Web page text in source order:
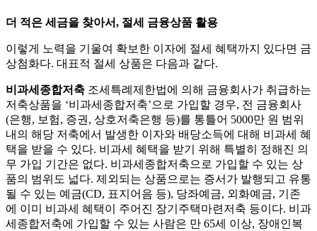
더 적은 세금을 찾아서, 절세 금융상품 활용
이렇게 노력을 기울여 확보한 이자에 절세 혜택까지 있다면 금
상첨화다. 대표적 절세 상품은 다음과 같다.
비과세종합저축 조세특례제한법에 의해 금융회사가 취급하는
저축상품을 ‘비과세종합저축’으로 가입할 경우, 전 금융회사
(은행, 보험, 증권, 상호저축은행 등)를 통틀어 5000만 원 범위
내의 해당 저축에서 발생한 이자와 배당소득에 대해 비과세 혜
택을 받을 수 있다. 비과세 혜택을 받기 위해 특별히 정해진 의
무 가입 기간은 없다. 비과세종합저축으로 가입할 수 있는 상
품의 범위도 넓다. 제외되는 상품으로는 증서가 발행되고 유통
될 수 있는 예금(CD, 표지어음 등), 당좌예금, 외화예금, 기존
에 이미 비과세 혜택이 주어진 장기주택마련저축 등이다. 비과
세종합저축에 가입할 수 있는 사람은 만 65세 이상, 장애인복